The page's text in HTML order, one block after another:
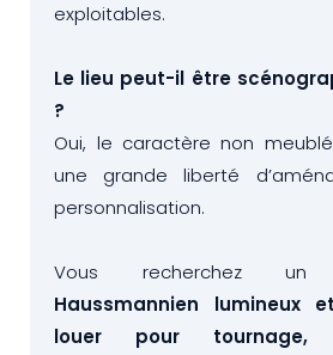
exploitables.
Le lieu peut-il être
?
Oui, le caractère non
une grande liberté
personnalisation.
Vous recherchez
Haussmannien lumineux
louer pour tournage,